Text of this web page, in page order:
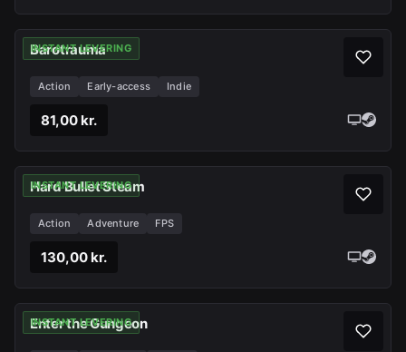
INSTANT LEVERING
Barotrauma
Action Early-access Indie
81,00 kr.
INSTANT LEVERING
Hard Bullet Steam
Action Adventure FPS
130,00 kr.
INSTANT LEVERING
Enter the Gungeon